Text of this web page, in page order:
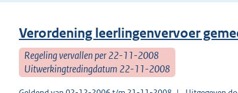
Verordening leerlingenvervoer
Regeling vervallen per 22-11-2008
Uitwerkingtredingdatum 22-11-2008